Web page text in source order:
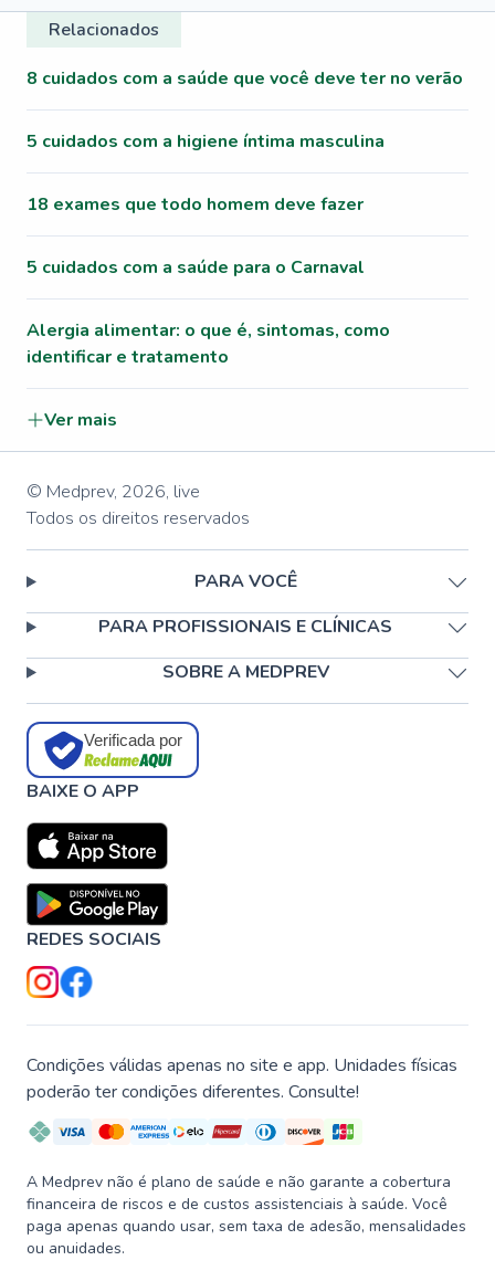
Relacionados
8 cuidados com a saúde que você deve ter no verão
5 cuidados com a higiene íntima masculina
18 exames que todo homem deve fazer
5 cuidados com a saúde para o Carnaval
Alergia alimentar: o que é, sintomas, como
identificar e tratamento
Ver mais
© Medprev, 2026, live
Todos os direitos reservados
PARA VOCÊ
PARA PROFISSIONAIS E CLÍNICAS
SOBRE A MEDPREV
Verificada por
BAIXE O APP
REDES SOCIAIS
Condições válidas apenas no site e app. Unidades físicas
poderão ter condições diferentes. Consulte!
A Medprev não é plano de saúde e não garante a cobertura
financeira de riscos e de custos assistenciais à saúde. Você
paga apenas quando usar, sem taxa de adesão, mensalidades
ou anuidades.